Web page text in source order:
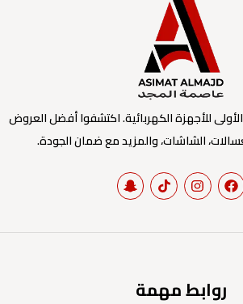
للأجهزة الكهربائية. اكتشفوا أفضل العروض
الشاشات، والمزيد مع ضمان الجودة.
روابط مهمة